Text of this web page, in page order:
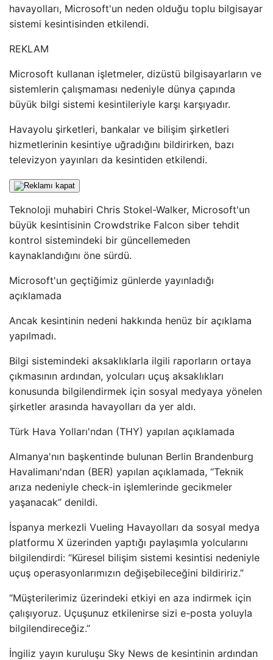
havayolları, Microsoft'un neden olduğu toplu bilgisayar
sistemi kesintisinden etkilendi.
REKLAM
Microsoft kullanan işletmeler, dizüstü bilgisayarların ve
sistemlerin çalışmaması nedeniyle dünya çapında
büyük bilgi sistemi kesintileriyle karşı karşıyadır.
Havayolu şirketleri, bankalar ve bilişim şirketleri
hizmetlerinin kesintiye uğradığını bildirirken, bazı
televizyon yayınları da kesintiden etkilendi.
Teknoloji muhabiri Chris Stokel-Walker, Microsoft'un
büyük kesintisinin Crowdstrike Falcon siber tehdit
kontrol sistemindeki bir güncellemeden
kaynaklandığını öne sürdü.
Microsoft'un geçtiğimiz günlerde yayınladığı
açıklamada
Ancak kesintinin nedeni hakkında henüz bir açıklama
yapılmadı.
Bilgi sistemindeki aksaklıklarla ilgili raporların ortaya
çıkmasının ardından, yolcuları uçuş aksaklıkları
konusunda bilgilendirmek için sosyal medyaya yönelen
şirketler arasında havayolları da yer aldı.
Türk Hava Yolları'ndan (THY) yapılan açıklamada
Almanya'nın başkentinde bulunan Berlin Brandenburg
Havalimanı'ndan (BER) yapılan açıklamada, “Teknik
arıza nedeniyle check-in işlemlerinde gecikmeler
yaşanacak” denildi.
İspanya merkezli Vueling Havayolları da sosyal medya
platformu X üzerinden yaptığı paylaşımla yolcularını
bilgilendirdi: “Küresel bilişim sistemi kesintisi nedeniyle
uçuş operasyonlarımızın değişebileceğini bildiririz.”
“Müşterilerimiz üzerindeki etkiyi en aza indirmek için
çalışıyoruz. Uçuşunuz etkilenirse sizi e-posta yoluyla
bilgilendireceğiz.”
İngiliz yayın kuruluşu Sky News de kesintinin ardından